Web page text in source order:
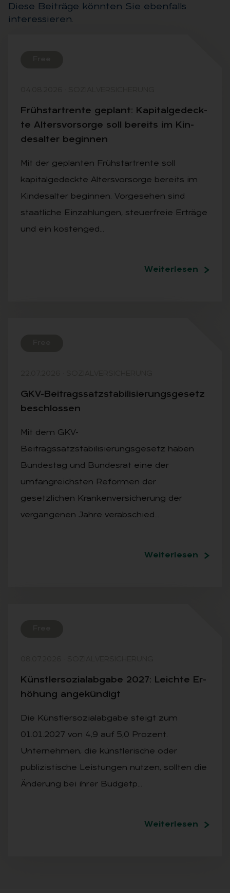
Diese Beiträge könnten Sie ebenfalls
interessieren.
Früh­start­ren­te ge­plant: Ka­pi­tal­ge­deck­
te Al­ters­vor­sor­ge soll be­reits im Kin­
des­al­ter be­gin­nen
Mit der geplanten Frühstartrente soll
kapitalgedeckte Altersvorsorge bereits im
Kindesalter beginnen. Vorgesehen sind
staatliche Einzahlungen, steuerfreie Erträge
und ein kostenged…
Weiterlesen
GKV-Bei­trags­satz­sta­bi­li­sie­rungs­ge­setz
be­schlos­sen
Mit dem GKV-
Beitragssatzstabilisierungsgesetz haben
Bundestag und Bundesrat eine der
umfangreichsten Reformen der
gesetzlichen Krankenversicherung der
vergangenen Jahre verabschied…
Weiterlesen
Künst­ler­so­zi­al­ab­ga­be 2027: Leich­te Er­
hö­hung an­ge­kün­digt
Die Künstlersozialabgabe steigt zum
01.01.2027 von 4,9 auf 5,0 Prozent.
Unternehmen, die künstlerische oder
publizistische Leistungen nutzen, sollten die
Änderung bei ihrer Budgetp…
Weiterlesen